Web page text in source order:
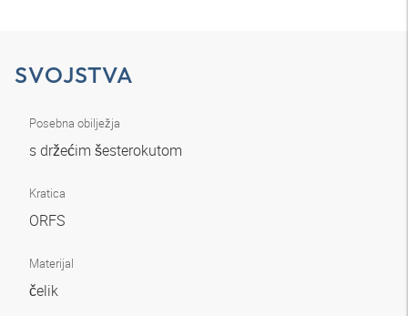
SVOJSTVA
Posebna obilježja
s držećim šesterokutom
Kratica
ORFS
Materijal
čelik